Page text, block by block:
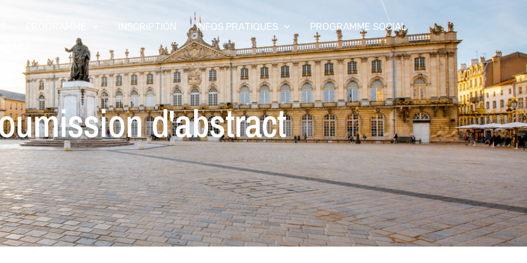
INSCRIPTION INFOS PRATIQUES
PROGRAMME SOCIAL
d'abstract